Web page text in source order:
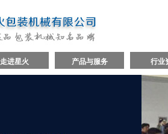
走进星火 产品与服务 行业